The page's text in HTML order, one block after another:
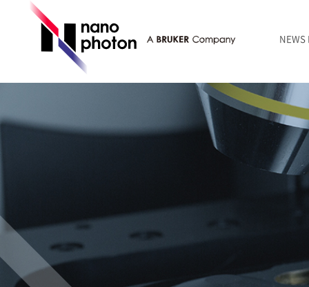
NEWS
RAMANtouch vioLa | 紫外・深紫外ラマン顕微鏡
無機化合物・鉱物
連載企画
会社概要